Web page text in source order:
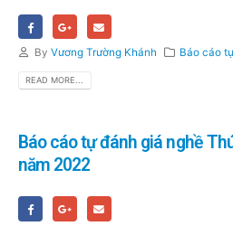
By Vương Trường Khánh Báo cáo
READ MORE...
Báo cáo tự đánh giá nghề
năm 2022